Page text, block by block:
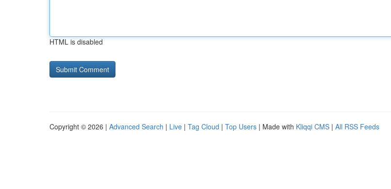
HTML is disabled
Copyright © 2026 | Advanced Search | Live | Tag Cloud | Top Users | Made with Kliqqi CMS | All RSS Feeds